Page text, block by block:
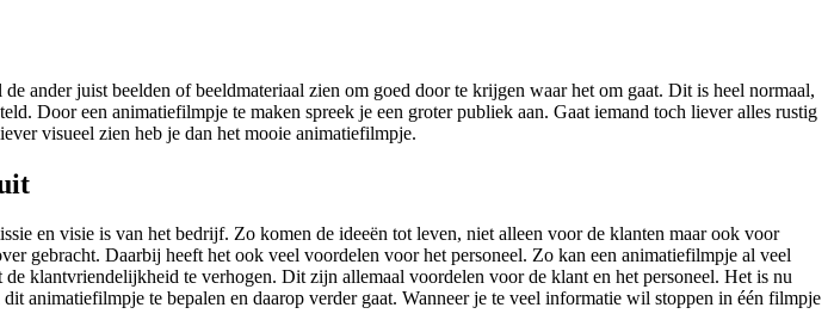
ander juist beelden of beeldmateriaal zien om goed door te krijgen waar het om gaat. Dit is heel normaal,
Door een animatiefilmpje te maken spreek je een groter publiek aan. Gaat iemand toch liever alles rustig
visueel zien heb je dan het mooie animatiefilmpje.
en visie is van het bedrijf. Zo komen de ideeën tot leven, niet alleen voor de klanten maar ook voor
gebracht. Daarbij heeft het ook veel voordelen voor het personeel. Zo kan een animatiefilmpje al veel
klantvriendelijkheid te verhogen. Dit zijn allemaal voordelen voor de klant en het personeel. Het is nu
animatiefilmpje te bepalen en daarop verder gaat. Wanneer je te veel informatie wil stoppen in één filmpje